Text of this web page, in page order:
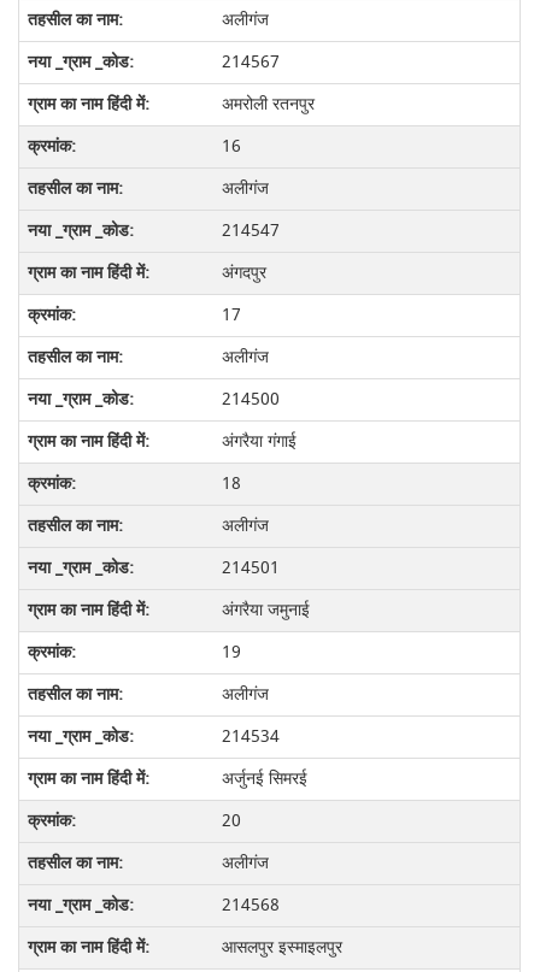
अलीगंज
214567
अमरोली रतनपुर
16
अलीगंज
214547
अंगदपुर
17
अलीगंज
214500
अंगरैया गंगाई
18
अलीगंज
214501
अंगरैया जमुनाई
19
अलीगंज
214534
अर्जुनई सिमरई
20
अलीगंज
214568
आसलपुर इस्माइलपुर